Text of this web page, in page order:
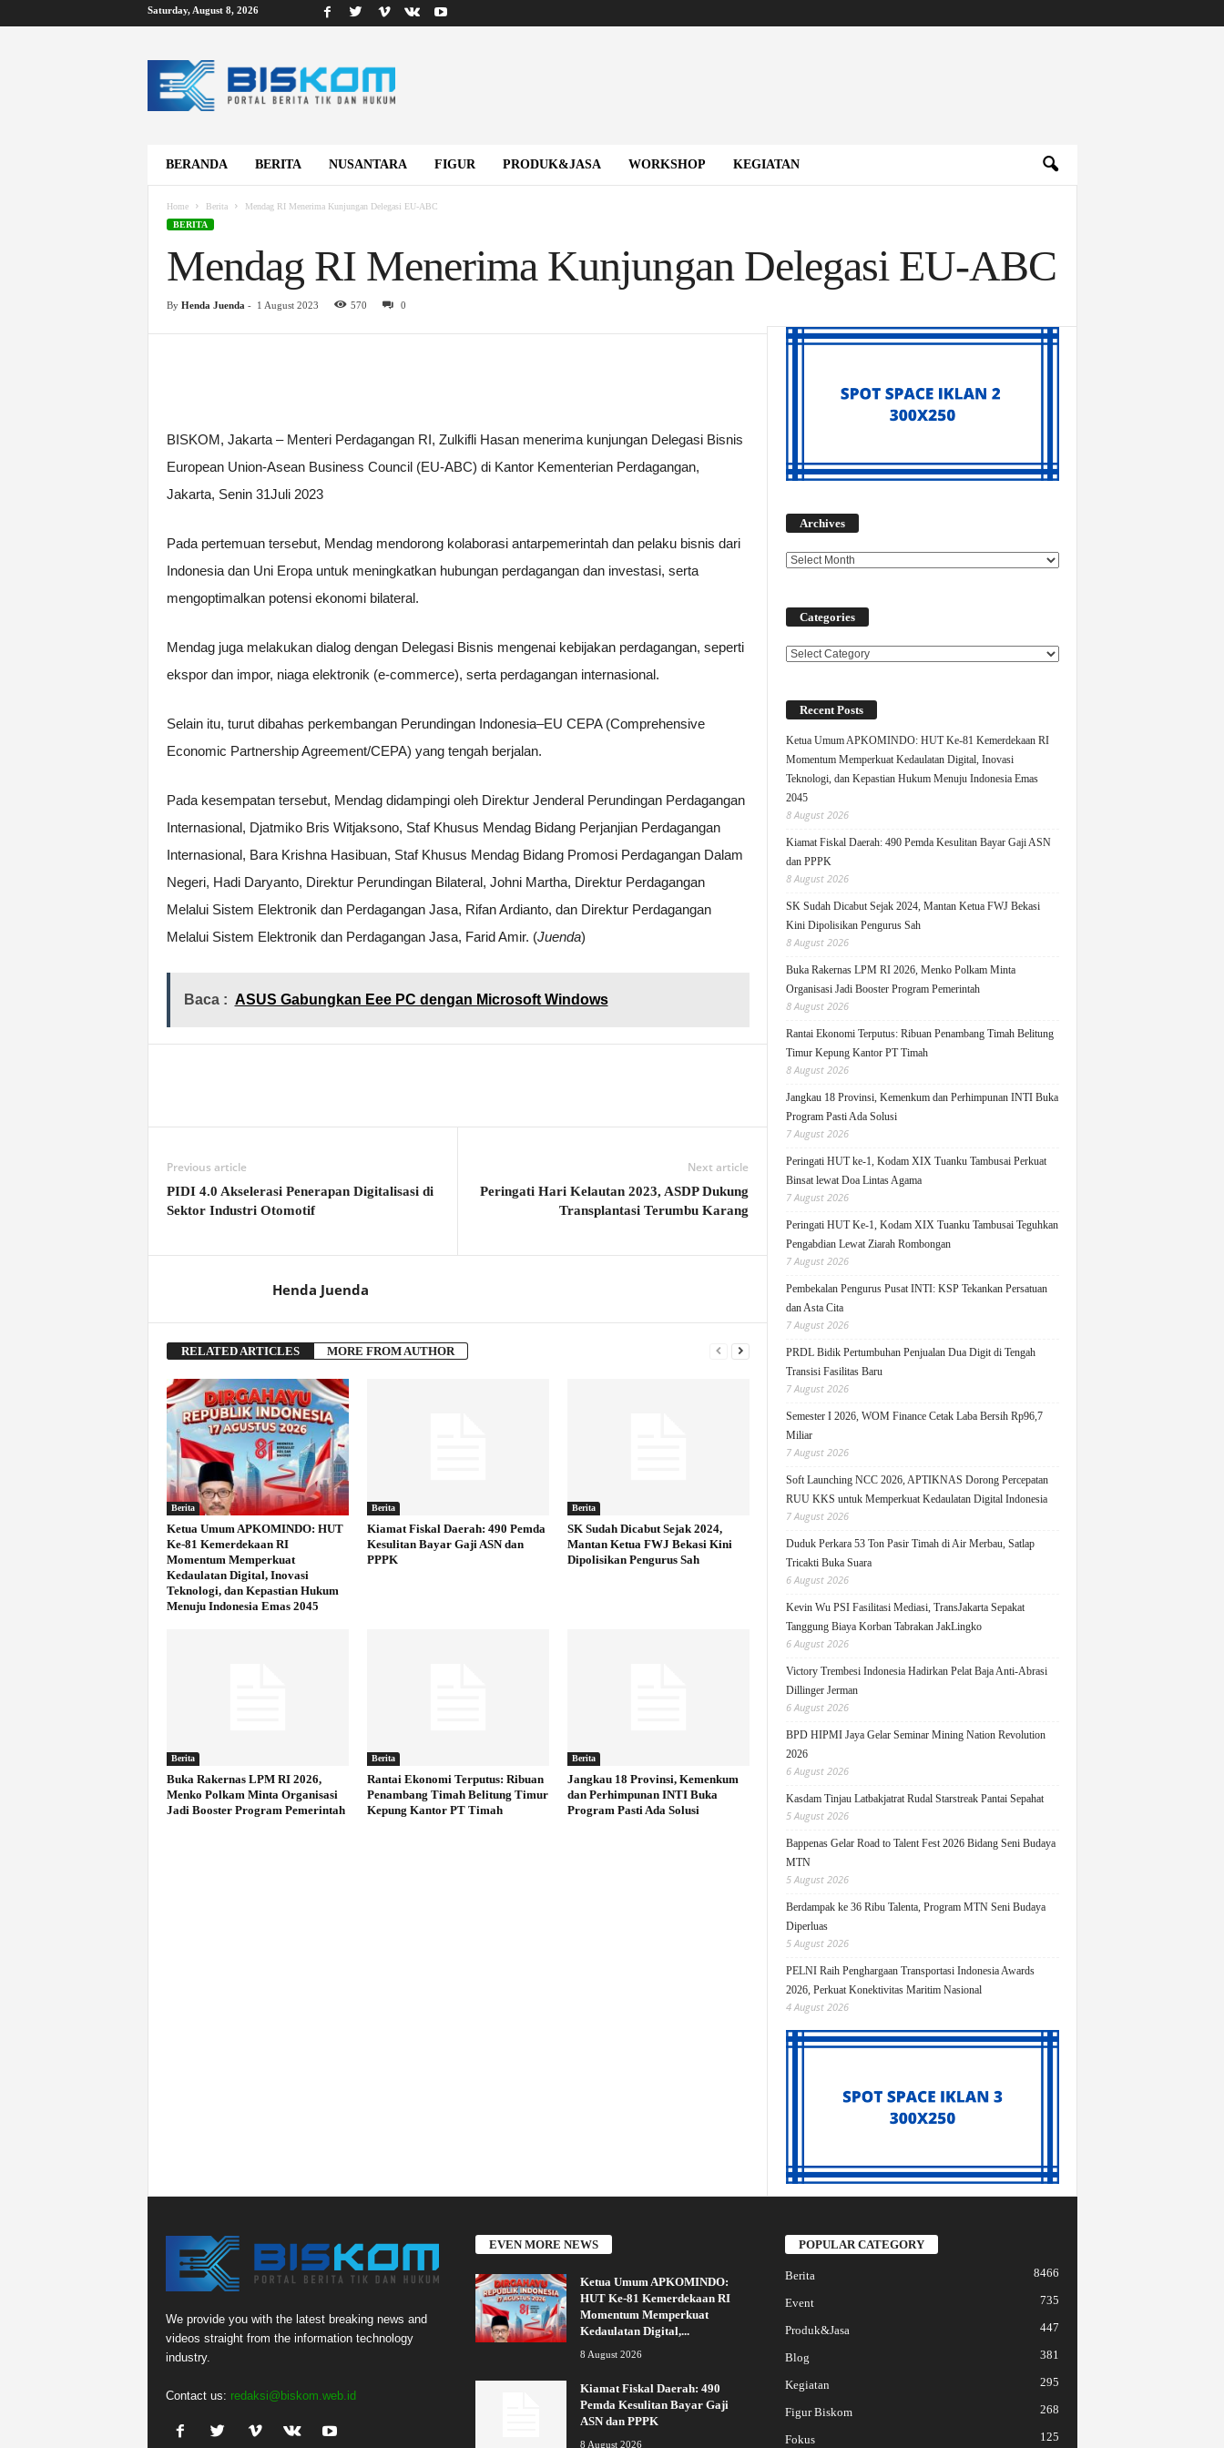
Saturday, August 8, 2026
i
BERANDA
BERITA NUSANTARA FIGUR PRODUK&JASA WORKSHOP KEGIATAN
Home Berita
Mendag RI Menerima Kunjungan Delegasi EU-ABC
BERITA
Mendag RI Menerima Kunjungan Delegasi EU-ABC
By Henda Juenda - 1 August 2023 570 0
BISKOM, Jakarta – Menteri Perdagangan RI, Zulkifli Hasan menerima kunjungan Delegasi Bisnis
European Union-Asean Business Council (EU-ABC) di Kantor Kementerian Perdagangan,
Jakarta, Senin 31Juli 2023
Pada pertemuan tersebut, Mendag mendorong kolaborasi antarpemerintah dan pelaku bisnis dari
Indonesia dan Uni Eropa untuk meningkatkan hubungan perdagangan dan investasi, serta
mengoptimalkan potensi ekonomi bilateral.
Mendag juga melakukan dialog dengan Delegasi Bisnis mengenai kebijakan perdagangan, seperti
ekspor dan impor, niaga elektronik (e-commerce), serta perdagangan internasional.
Selain itu, turut dibahas perkembangan Perundingan Indonesia–EU CEPA (Comprehensive
Economic Partnership Agreement/CEPA) yang tengah berjalan.
Pada kesempatan tersebut, Mendag didampingi oleh Direktur Jenderal Perundingan Perdagangan
Internasional, Djatmiko Bris Witjaksono, Staf Khusus Mendag Bidang Perjanjian Perdagangan
Internasional, Bara Krishna Hasibuan, Staf Khusus Mendag Bidang Promosi Perdagangan Dalam
Negeri, Hadi Daryanto, Direktur Perundingan Bilateral, Johni Martha, Direktur Perdagangan
Melalui Sistem Elektronik dan Perdagangan Jasa, Rifan Ardianto, dan Direktur Perdagangan
Melalui Sistem Elektronik dan Perdagangan Jasa, Farid Amir. (Juenda)
Baca : ASUS Gabungkan Eee PC dengan Microsoft Windows
Previous article
PIDI 4.0 Akselerasi Penerapan Digitalisasi di
Sektor Industri Otomotif
Next article
Peringati Hari Kelautan 2023, ASDP Dukung
Transplantasi Terumbu Karang
Henda Juenda
RELATED ARTICLES MORE FROM AUTHOR
Berita
Ketua Umum APKOMINDO: HUT
Ke-81 Kemerdekaan RI
Momentum Memperkuat
Kedaulatan Digital, Inovasi
Teknologi, dan Kepastian Hukum
Menuju Indonesia Emas 2045
Berita
Kiamat Fiskal Daerah: 490 Pemda
Kesulitan Bayar Gaji ASN dan
PPPK
Berita
SK Sudah Dicabut Sejak 2024,
Mantan Ketua FWJ Bekasi Kini
Dipolisikan Pengurus Sah
Berita
Buka Rakernas LPM RI 2026,
Menko Polkam Minta Organisasi
Jadi Booster Program Pemerintah
Berita
Rantai Ekonomi Terputus: Ribuan
Penambang Timah Belitung Timur
Kepung Kantor PT Timah
Berita
Jangkau 18 Provinsi, Kemenkum
dan Perhimpunan INTI Buka
Program Pasti Ada Solusi
Archives
Categories
Categories
Recent Posts
Ketua Umum APKOMINDO: HUT Ke-81 Kemerdekaan RI
Momentum Memperkuat Kedaulatan Digital, Inovasi
Teknologi, dan Kepastian Hukum Menuju Indonesia Emas
2045
8 August 2026
Kiamat Fiskal Daerah: 490 Pemda Kesulitan Bayar Gaji ASN
dan PPPK
8 August 2026
SK Sudah Dicabut Sejak 2024, Mantan Ketua FWJ Bekasi
Kini Dipolisikan Pengurus Sah
8 August 2026
Buka Rakernas LPM RI 2026, Menko Polkam Minta
Organisasi Jadi Booster Program Pemerintah
8 August 2026
Rantai Ekonomi Terputus: Ribuan Penambang Timah Belitung
Timur Kepung Kantor PT Timah
8 August 2026
Jangkau 18 Provinsi, Kemenkum dan Perhimpunan INTI Buka
Program Pasti Ada Solusi
7 August 2026
Peringati HUT ke-1, Kodam XIX Tuanku Tambusai Perkuat
Binsat lewat Doa Lintas Agama
7 August 2026
Peringati HUT Ke-1, Kodam XIX Tuanku Tambusai Teguhkan
Pengabdian Lewat Ziarah Rombongan
7 August 2026
Pembekalan Pengurus Pusat INTI: KSP Tekankan Persatuan
dan Asta Cita
7 August 2026
PRDL Bidik Pertumbuhan Penjualan Dua Digit di Tengah
Transisi Fasilitas Baru
7 August 2026
Semester I 2026, WOM Finance Cetak Laba Bersih Rp96,7
Miliar
7 August 2026
Soft Launching NCC 2026, APTIKNAS Dorong Percepatan
RUU KKS untuk Memperkuat Kedaulatan Digital Indonesia
7 August 2026
Duduk Perkara 53 Ton Pasir Timah di Air Merbau, Satlap
Tricakti Buka Suara
6 August 2026
Kevin Wu PSI Fasilitasi Mediasi, TransJakarta Sepakat
Tanggung Biaya Korban Tabrakan JakLingko
6 August 2026
Victory Trembesi Indonesia Hadirkan Pelat Baja Anti-Abrasi
Dillinger Jerman
6 August 2026
BPD HIPMI Jaya Gelar Seminar Mining Nation Revolution
2026
6 August 2026
Kasdam Tinjau Latbakjatrat Rudal Starstreak Pantai Sepahat
5 August 2026
Bappenas Gelar Road to Talent Fest 2026 Bidang Seni Budaya
MTN
5 August 2026
Berdampak ke 36 Ribu Talenta, Program MTN Seni Budaya
Diperluas
5 August 2026
PELNI Raih Penghargaan Transportasi Indonesia Awards
2026, Perkuat Konektivitas Maritim Nasional
4 August 2026
We provide you with the latest breaking news and
videos straight from the information technology
industry.
Contact us: redaksi@biskom.web.id
EVEN MORE NEWS
Ketua Umum APKOMINDO:
HUT Ke-81 Kemerdekaan RI
Momentum Memperkuat
Kedaulatan Digital,...
8 August 2026
Kiamat Fiskal Daerah: 490
Pemda Kesulitan Bayar Gaji
ASN dan PPPK
8 August 2026
POPULAR CATEGORY
Berita 8466
Event 735
Produk&Jasa 447
Blog 381
Kegiatan 295
Figur Biskom 268
Fokus 125